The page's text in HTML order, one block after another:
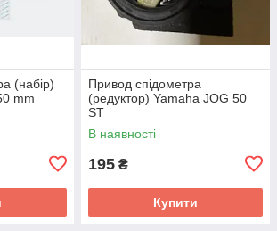
(набір)
mm
Привод спідометра
(редуктор) Yamaha JOG 50
ST
В наявності
195 ₴
Купити